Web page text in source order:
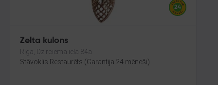
Zelta kulons
Rīga, Dzirciema iela 84a
Stāvoklis Restaurēts (Garantija 24 mēneši)